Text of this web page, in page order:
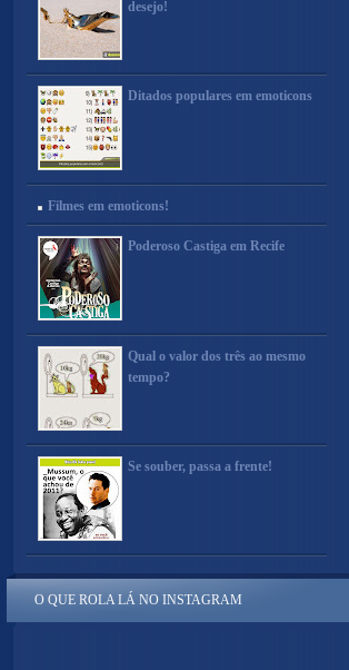
desejo!
Ditados populares em emoticons
Filmes em emoticons!
Poderoso Castiga em Recife
Qual o valor dos três ao mesmo
tempo?
Se souber, passa a frente!
O QUE ROLA LÁ NO INSTAGRAM